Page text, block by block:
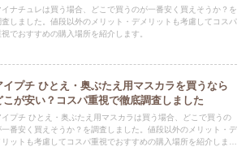
イナチュレは買う場合、どこで買うのが一番安く買えそうか？を
査しました。値段以外のメリット・デメリットも考慮してコスパ
視でおすすめの購入場所を紹介します。
イプチ ひとえ・奥ぶたえ用マスカラを買うなら
こが安い？コスパ重視で徹底調査しました
イプチ ひとえ・奥ぶたえ用マスカラは買う場合、どこで買うの
一番安く買えそうか？を調査しました。値段以外のメリット・デ
リットも考慮してコスパ重視でおすすめの購入場所を紹介しま